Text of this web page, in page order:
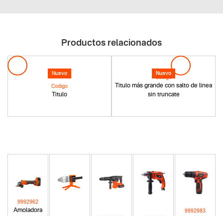
Productos relacionados
Nuevo
Titulo
Codigo
Nuevo
Titulo más grande con salto de linea
sin truncate
Codigo
Amoladora
9992962
9992983